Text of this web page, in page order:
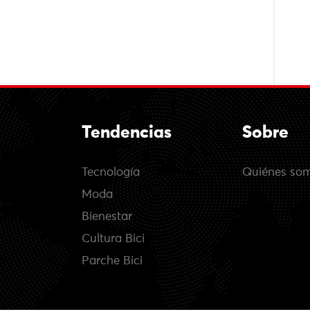
Tendencias
Tecnología
Moda
Bienestar
Cultura Bici
Parche Bici
Sobre
Quiénes